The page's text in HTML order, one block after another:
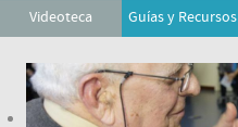
Videoteca Guías y Recursos